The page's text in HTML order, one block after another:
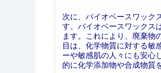
次に、バイオベースワック
す。バイオベースワックス
ます。これにより、廃棄物
目は、化学物質に対する敏
ーや敏感肌の人々にも安心
的に化学添加物や合成物質